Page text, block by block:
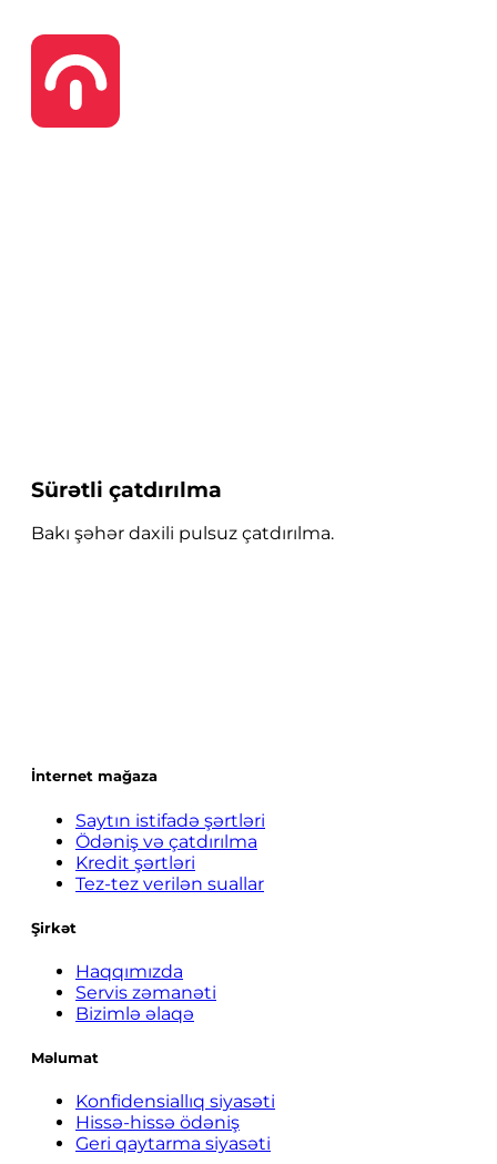
Sürətli çatdırılma
Bakı şəhər daxili pulsuz çatdırılma.
İnternet mağaza
Saytın istifadə şərtləri
Ödəniş və çatdırılma
Kredit şərtləri
Tez-tez verilən suallar
Şirkət
Haqqımızda
Servis zəmanəti
Bizimlə əlaqə
Məlumat
Konfidensiallıq siyasəti
Hissə-hissə ödəniş
Geri qaytarma siyasəti